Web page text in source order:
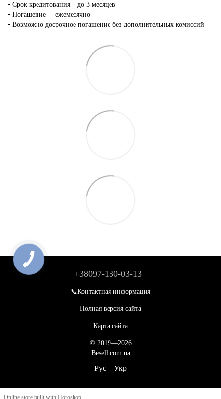
•‎ Срок кредитования – до 3 месяцев
•‎ Погашение – ежемесячно
•‎ Возможно досрочное погашение без дополнительных комиссий
+38097-130-03-13
📞Контактная информация
Полная версия сайта
Карта сайта
© 2019—2026
Besell.com.ua
Рус Укр
Online store built with Horoshop